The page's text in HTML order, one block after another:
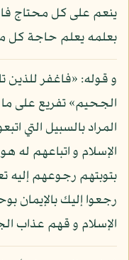
ينعم على كل محتاج
بعلمه يعلم حاجة كل
و قوله: «فاغفر للذين
الجحيم» تفريع على ما
المراد بالسبيل التي
الإسلام و اتباعهم له
بتوبتهم رجوعهم إليه
رجعوا إليك بالإيمان
الإسلام و قهم عذاب